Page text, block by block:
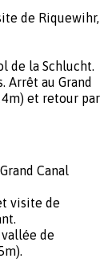
de Riquewihr,
de la Schlucht.
Arrêt au Grand
et retour par
Canal
visite de
de